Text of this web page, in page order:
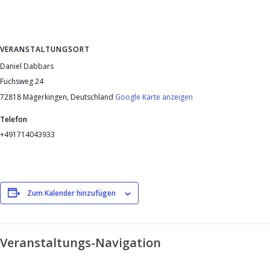
VERANSTALTUNGSORT
Daniel Dabbars
Fuchsweg 24
72818 Mägerkingen, Deutschland Google Karte anzeigen
Telefon
+491714043933
Zum Kalender hinzufügen
Veranstaltungs-Navigation